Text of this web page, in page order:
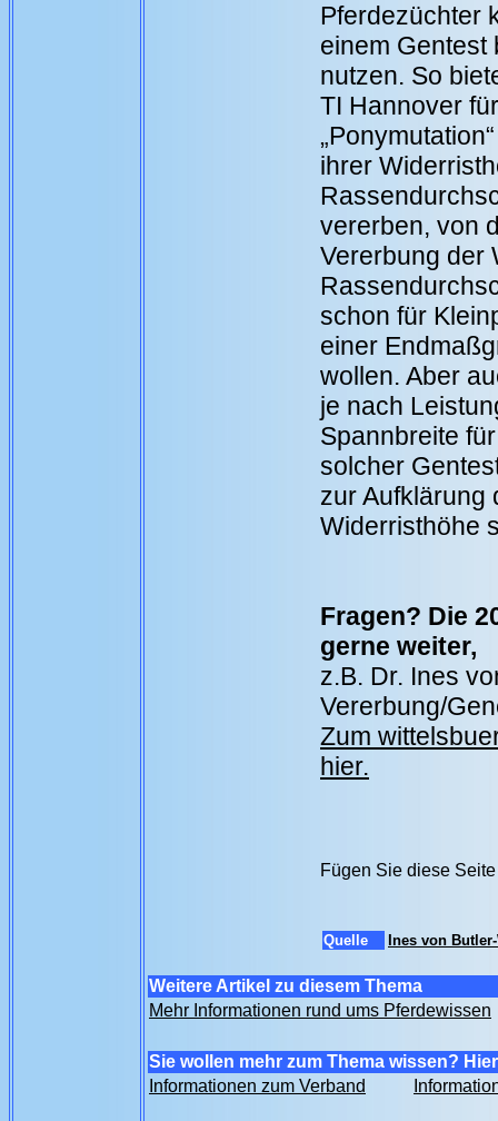
Pferdezüchter
einem Gentest
nutzen. So
TI Hannover
ihrer
vererben, von
Vererbung der
schon für
einer
wollen. Aber
je nach
Spannbreite
solcher
zur Aufklärung
Widerristhöhe
Fragen? Die
gerne weiter,
z.B. Dr. Ines
Vererbung/
Zum
hier.
Fügen Sie diese
Quelle Ines von
Weitere Artikel zu diesem Thema
Mehr Informationen rund ums Pferdewissen
Sie wollen mehr zum Thema wissen?
Informationen zum Verband